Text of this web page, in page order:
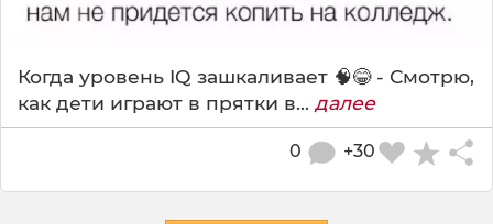
Когда уровень IQ зашкаливает 🧠😂 - Смотрю,
как дети играют в прятки в... далее
+30
0